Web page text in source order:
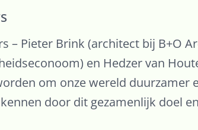
– Pieter Brink (architect bij B+O
en Hedzer van
om onze wereld
door dit gezamenlijk doel